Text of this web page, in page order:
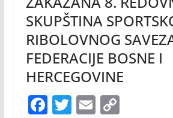
SKUPŠTINA
RIBOLOVNOG
FEDERACIJE BOSNE I
HERCEGOVINE
F T E C